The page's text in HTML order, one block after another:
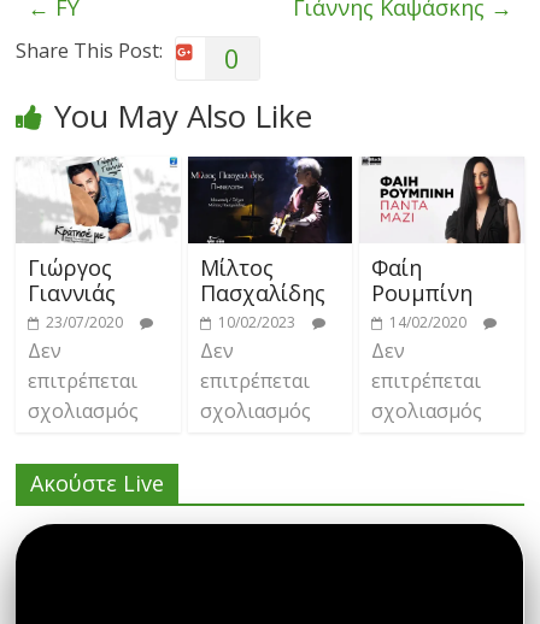
← FY Γιάννης Καψάσκης →
Share This Post: 0
You May Also Like
Γιώργος
Γιαννιάς
23/07/2020
Δεν
επιτρέπεται
σχολιασμός
Μίλτος
Πασχαλίδης
10/02/2023
Δεν
επιτρέπεται
σχολιασμός
Φαίη
Ρουμπίνη
14/02/2020
Δεν
επιτρέπεται
σχολιασμός
Ακούστε Live